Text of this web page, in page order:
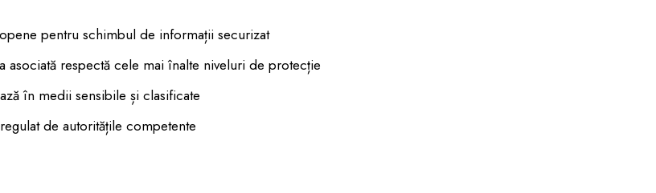
pentru schimbul de informații securizat
respectă cele mai înalte niveluri de protecție
în medii sensibile și clasificate
de autoritățile competente